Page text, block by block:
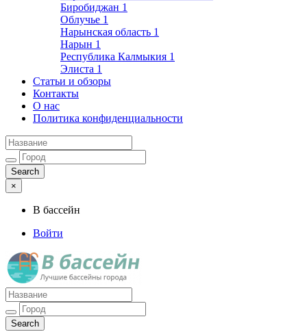
Биробиджан 1
Облучье 1
Нарынская область 1
Нарын 1
Республика Калмыкия 1
Элиста 1
Статьи и обзоры
Контакты
О нас
Политика конфиденциальности
×
В бассейн
Войти
Лучшие бассейны города